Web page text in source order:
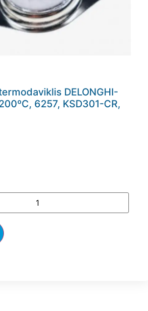
DELONGHI-
6257, KSD301-CR,